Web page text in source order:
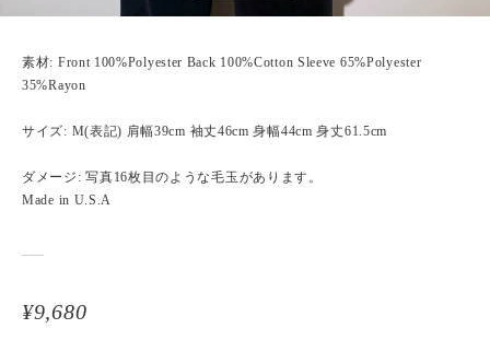
素材: Front 100%Polyester Back 100%Cotton Sleeve 65%Polyester
35%Rayon
サイズ: M(表記) 肩幅39cm 袖丈46cm 身幅44cm 身丈61.5cm
ダメージ: 写真16枚目のような毛玉があります。
Made in U.S.A
¥9,680